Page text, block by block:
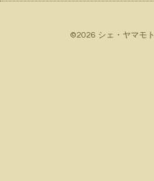
©2026 シェ・ヤマモト